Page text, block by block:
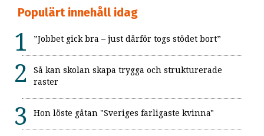
Populärt innehåll idag
”Jobbet gick bra – just därför togs stödet bort”
Så kan skolan skapa trygga och strukturerade
raster
Hon löste gåtan "Sveriges farligaste kvinna"